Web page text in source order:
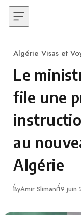
Skip to content
Category
Algérie Visas et
Le
file une
au
Algérie
ByAmir Slimani19 juin